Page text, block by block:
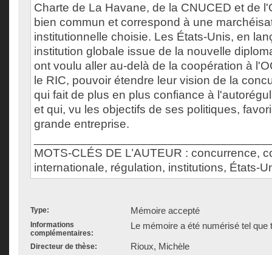
Charte de La Havane, de la CNUCED et de
bien commun et correspond à une
institutionnelle choisie. Les États-Unis, en
institution globale issue de la nouvelle
ont voulu aller au-delà de la coopération à
le RIC, pouvoir étendre leur vision de la
qui fait de plus en plus confiance à
et qui, vu les objectifs de ses politiques,
grande entreprise.
MOTS-CLÉS DE L’AUTEUR : concurrence,
internationale, régulation, institutions, États-
Type: Mémoire accepté
Informations
complémentaires:
Le mémoire a été numérisé tel que
Directeur de thèse: Rioux, Michèle